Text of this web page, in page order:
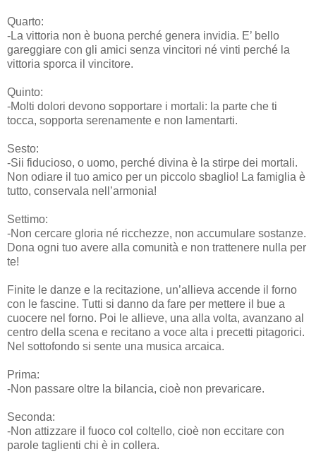
Quarto:
-La vittoria non è buona perché genera invidia. E’ bello
gareggiare con gli amici senza vincitori né vinti perché la
vittoria sporca il vincitore.
Quinto:
-Molti dolori devono sopportare i mortali: la parte che ti
tocca, sopporta serenamente e non lamentarti.
Sesto:
-Sii fiducioso, o uomo, perché divina è la stirpe dei mortali.
Non odiare il tuo amico per un piccolo sbaglio! La famiglia è
tutto, conservala nell’armonia!
Settimo:
-Non cercare gloria né ricchezze, non accumulare sostanze.
Dona ogni tuo avere alla comunità e non trattenere nulla per
te!
Finite le danze e la recitazione, un’allieva accende il forno
con le fascine. Tutti si danno da fare per mettere il bue a
cuocere nel forno. Poi le allieve, una alla volta, avanzano al
centro della scena e recitano a voce alta i precetti pitagorici.
Nel sottofondo si sente una musica arcaica.
Prima:
-Non passare oltre la bilancia, cioè non prevaricare.
Seconda:
-Non attizzare il fuoco col coltello, cioè non eccitare con
parole taglienti chi è in collera.